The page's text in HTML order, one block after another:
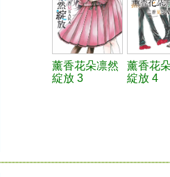
薰香花朵凛然
綻放 3
薰香花
綻放 4